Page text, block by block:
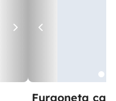
Furgoneta